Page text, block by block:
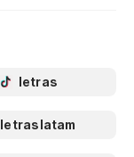
letras
letraslatam